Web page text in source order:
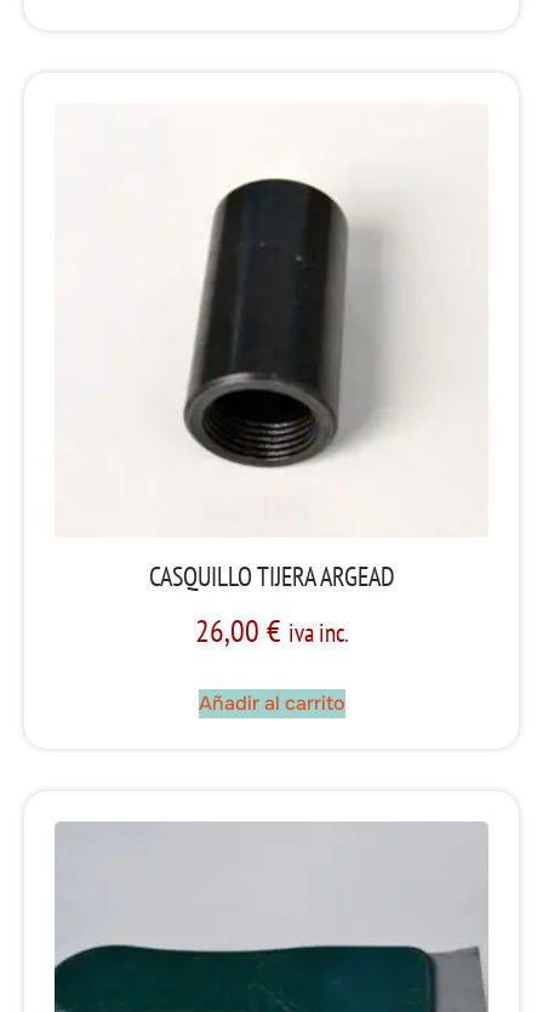
CASQUILLO TIJERA ARGEAD
26,00 € iva inc.
Añadir al carrito